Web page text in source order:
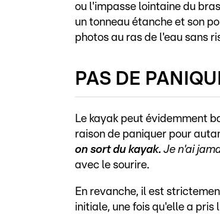
ou l'impasse lointaine du
un tonneau étanche et son
photos au ras de l'eau sans
PAS DE
Le kayak peut évidemment
raison de paniquer pour
on sort du kayak. Je n'ai
avec le sourire.
En revanche, il est
initiale, une fois qu'elle a